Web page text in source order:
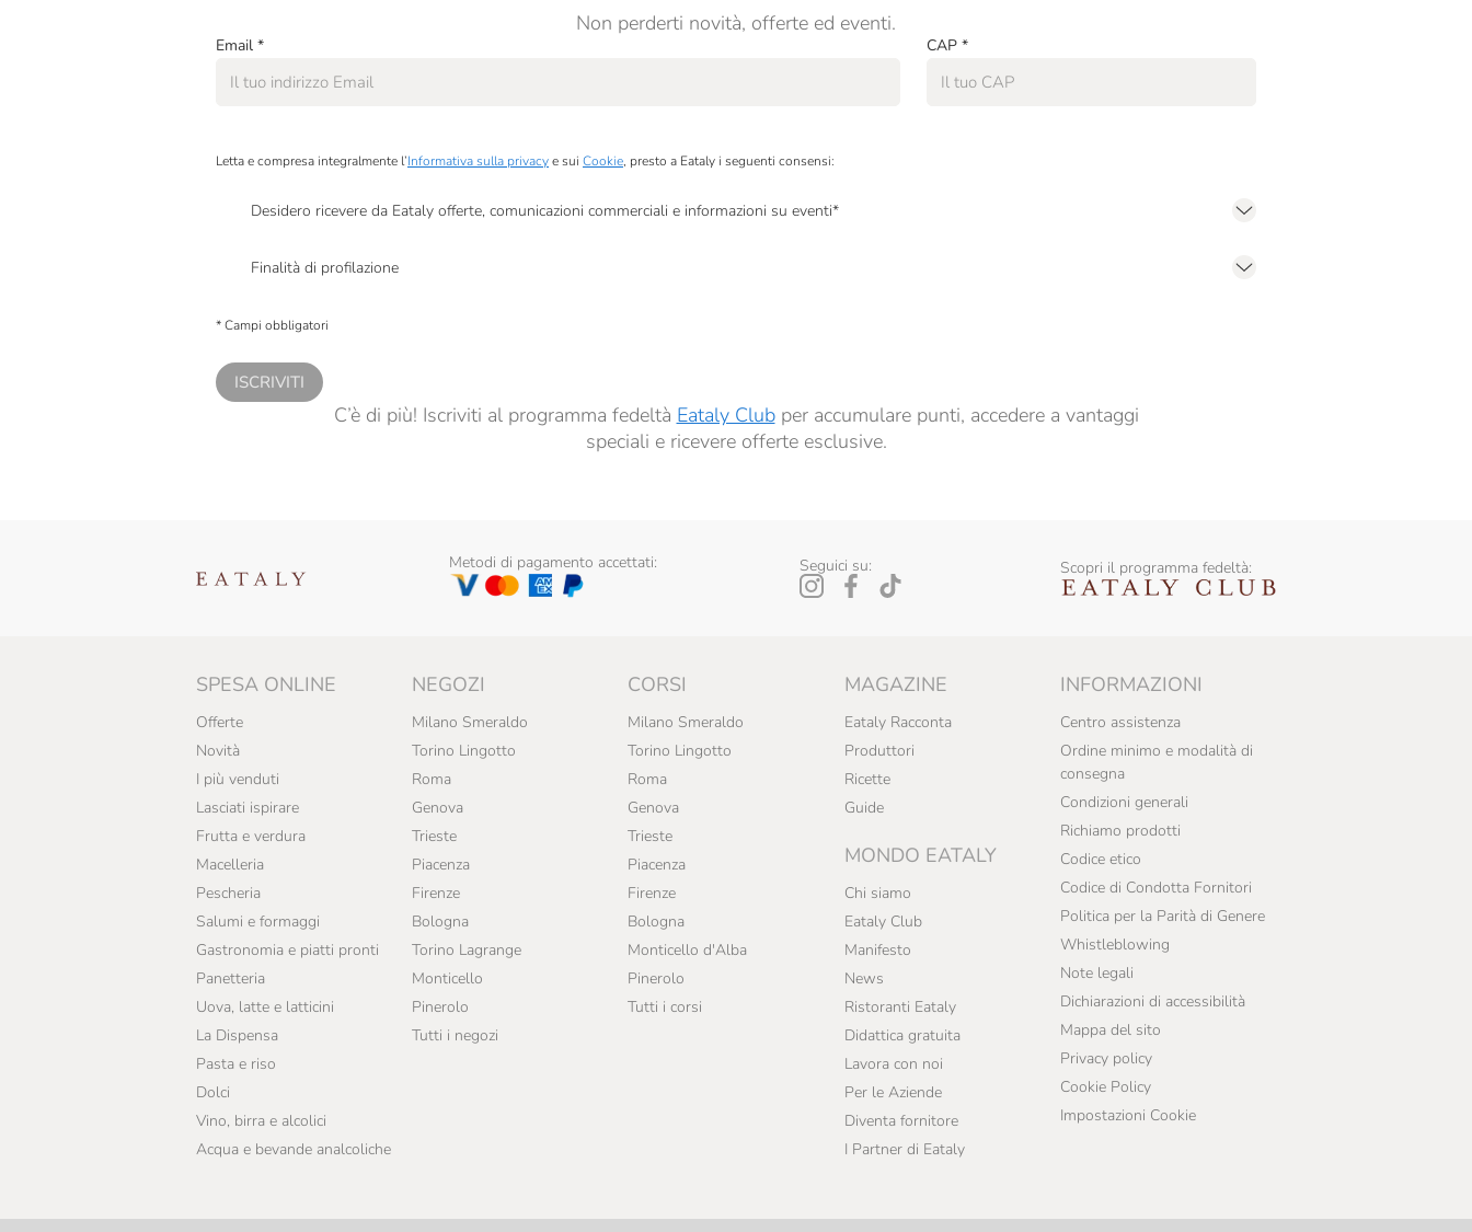
Non perderti novità, offerte ed eventi.
Email * CAP *
Letta e compresa integralmente l’Informativa sulla privacye sui Cookie, presto a Eataly i seguenti consensi:
Desidero ricevere da Eataly offerte, comunicazioni commerciali e informazioni su eventi*
Finalità di profilazione
* Campi obbligatori
ISCRIVITI
C’è di più! Iscriviti al programma fedeltà Eataly Clubper accumulare punti, accedere a vantaggi
speciali e ricevere offerte esclusive.
Metodi di pagamento accettati: Seguici su: Scopri il programma fedeltà:
SPESA ONLINE
Offerte
Novità
I più venduti
Lasciati ispirare
Frutta e verdura
Macelleria
Pescheria
Salumi e formaggi
Gastronomia e piatti pronti
Panetteria
Uova, latte e latticini
La Dispensa
Pasta e riso
Dolci
Vino, birra e alcolici
Acqua e bevande analcoliche
NEGOZI
Milano Smeraldo
Torino Lingotto
Roma
Genova
Trieste
Piacenza
Firenze
Bologna
Torino Lagrange
Monticello
Pinerolo
Tutti i negozi
CORSI
Milano Smeraldo
Torino Lingotto
Roma
Genova
Trieste
Piacenza
Firenze
Bologna
Monticello d'Alba
Pinerolo
Tutti i corsi
MAGAZINE
Eataly Racconta
Produttori
Ricette
Guide
MONDO EATALY
Chi siamo
Eataly Club
Manifesto
News
Ristoranti Eataly
Didattica gratuita
Lavora con noi
Per le Aziende
Diventa fornitore
I Partner di Eataly
INFORMAZIONI
Centro assistenza
Ordine minimo e modalità di
consegna
Condizioni generali
Richiamo prodotti
Codice etico
Codice di Condotta Fornitori
Politica per la Parità di Genere
Whistleblowing
Note legali
Dichiarazioni di accessibilità
Mappa del sito
Privacy policy
Cookie Policy
Impostazioni Cookie